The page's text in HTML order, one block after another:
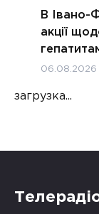
В Івано-
акції
06.08.2026
загрузка...